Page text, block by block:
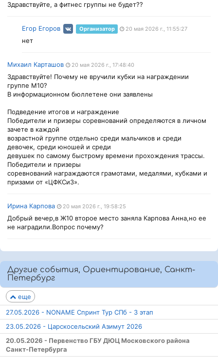
Здравствуйте, а фитнес группы не будет??
Егор Егоров Организатор 20 мая 2026 г., 11:55:27
нет
Михаил Карташов 20 мая 2026 г., 17:48:40
Здравствуйте! Почему не вручили кубки на награждении
группе М10?
В информационном бюллетене они заявлены
Подведение итогов и награждение
Победители и призеры соревнований определяются в личном
зачете в каждой
возрастной группе отдельно среди мальчиков и среди
девочек, среди юношей и среди
девушек по самому быстрому времени прохождения трассы.
Победители и призеры
соревнований награждаются грамотами, медалями, кубками и
призами от «ЦФКСиЗ».
Ирина Карпова 20 мая 2026 г., 19:58:25
Добрый вечер,в Ж10 второе место заняла Карпова Анна,но ее
не наградили.Вопрос почему?
Другие события, Ориентирование, Санкт-
Петербург
еще
27.05.2026 - NONAME Спринт Тур СПб - 3 этап
23.05.2026 - Царскосельский Азимут 2026
20.05.2026 - Первенство ГБУ ДЮЦ Московского района
Санкт-Петербурга